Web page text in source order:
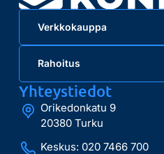
Verkkokauppa
Rahoitus
Yhteystiedot
Orikedonkatu 9
20380 Turku
Keskus: 020 7466 700